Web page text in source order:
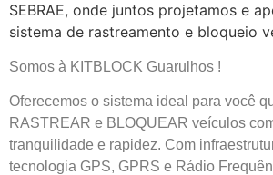
SEBRAE, onde juntos projetamos e
sistema de rastreamento e bloqueio
Somos à KITBLOCK Guarulhos !
Oferecemos o sistema ideal para você
RASTREAR e BLOQUEAR veículos
tranquilidade e rapidez. Com
tecnologia GPS, GPRS e Rádio